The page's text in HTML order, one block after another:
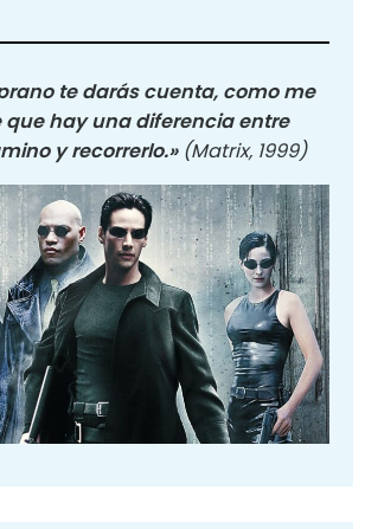
te darás cuenta, como me
que hay una diferencia entre
y recorrerlo.» (Matrix, 1999)